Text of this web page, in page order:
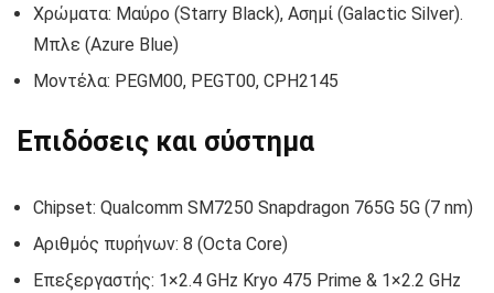
Χρώματα: Μαύρο (Starry Black), Ασημί (Galactic Silver).
Μπλε (Azure Blue)
Μοντέλα: PEGM00, PEGT00, CPH2145
Επιδόσεις και σύστημα
Chipset: Qualcomm SM7250 Snapdragon 765G 5G (7 nm)
Αριθμός πυρήνων: 8 (Octa Core)
Επεξεργαστής: 1×2.4 GHz Kryo 475 Prime & 1×2.2 GHz